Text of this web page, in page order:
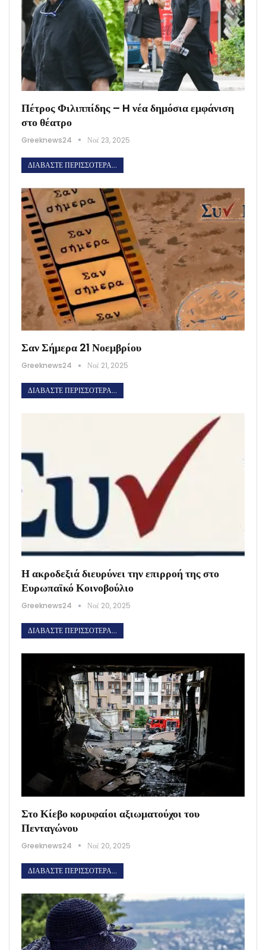
Πέτρος Φιλιππίδης – H νέα δημόσια εμφάνιση
στο θέατρο
Greeknews24 Νοέ 23, 2025
ΔΙΑΒΆΣΤΕ ΠΕΡΙΣΣΌΤΕΡΑ...
Σαν Σήμερα 21 Νοεμβρίου
Greeknews24 Νοέ 21, 2025
ΔΙΑΒΆΣΤΕ ΠΕΡΙΣΣΌΤΕΡΑ...
Η ακροδεξιά διευρύνει την επιρροή της στο
Ευρωπαϊκό Κοινοβούλιο
Greeknews24 Νοέ 20, 2025
ΔΙΑΒΆΣΤΕ ΠΕΡΙΣΣΌΤΕΡΑ...
Στο Κίεβο κορυφαίοι αξιωματούχοι του
Πενταγώνου
Greeknews24 Νοέ 20, 2025
ΔΙΑΒΆΣΤΕ ΠΕΡΙΣΣΌΤΕΡΑ...